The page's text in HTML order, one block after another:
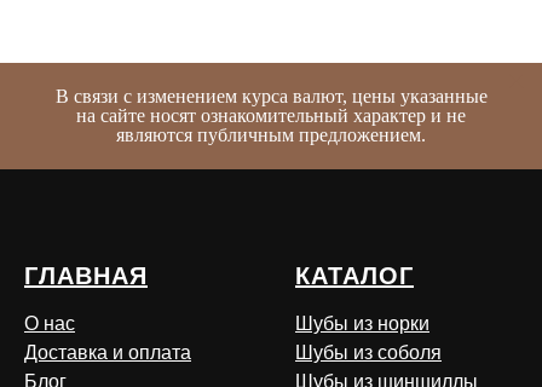
В связи с изменением курса валют, цены указанные
на сайте носят ознакомительный характер и не
являются публичным предложением.
ГЛАВНАЯ
О нас
Доставка и оплата
Блог
КАТАЛОГ
Шубы из норки
Шубы из соболя
Шубы из шиншиллы